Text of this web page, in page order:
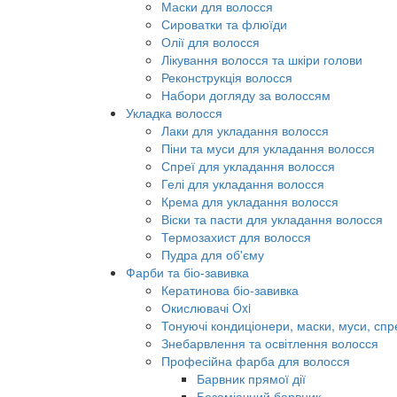
Маски для волосся
Сироватки та флюїди
Олії для волосся
Лікування волосся та шкіри голови
Реконструкція волосся
Набори догляду за волоссям
Укладка волосся
Лаки для укладання волосся
Піни та муси для укладання волосся
Спреї для укладання волосся
Гелі для укладання волосся
Крема для укладання волосся
Віски та пасти для укладання волосся
Термозахист для волосся
Пудра для об'єму
Фарби та біо-завивка
Кератинова біо-завивка
Окислювачі Oxi
Тонуючі кондиціонери, маски, муси,
Знебарвлення та освітлення волосся
Професійна фарба для волосся
Барвник прямої дії